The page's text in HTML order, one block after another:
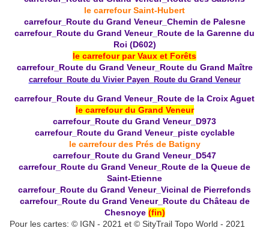
le carrefour Saint-Hubert
carrefour_Route du Grand Veneur_Chemin de Palesne
carrefour_Route du Grand Veneur_Route de la Garenne du
Roi (D602)
le carrefour par Vaux et Forêts
carrefour_Route du Grand Veneur_Route du Grand Maître
carrefour_Route du Vivier Payen_Route du Grand Veneur
carrefour_Route du Grand Veneur_Route de la Croix Aguet
le carrefour du Grand Veneur
carrefour_Route du Grand Veneur_D973
carrefour_Route du Grand Veneur_piste cyclable
le carrefour des Prés de Batigny
carrefour_Route du Grand Veneur_D547
carrefour_Route du Grand Veneur_Route de la Queue de
Saint-Etienne
carrefour_Route du Grand Veneur_Vicinal de Pierrefonds
carrefour_Route du Grand Veneur_Route du Château de
Chesnoye (fin)
Pour les cartes: © IGN - 2021 et © SityTrail Topo World - 2021